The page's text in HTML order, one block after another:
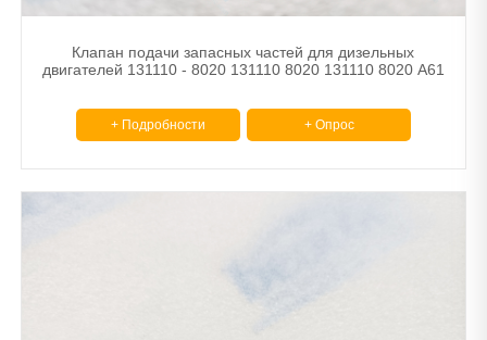
Клапан подачи запасных частей для дизельных
двигателей 131110 - 8020 131110 8020 131110 8020 A61
+ Подробности + Опрос